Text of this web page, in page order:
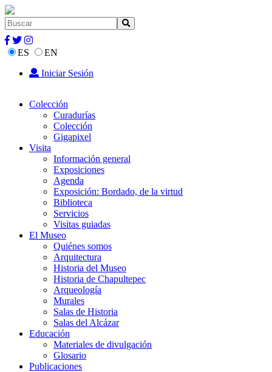
ES
EN
Iniciar Sesión
Colección
Curadurías
Colección
Gigapixel
Visita
Información general
Exposiciones
Agenda
Exposición: Bordado, de la virtud
Biblioteca
Servicios
Visitas guiadas
El Museo
Quiénes somos
Arquitectura
Historia del Museo
Historia de Chapultepec
Arqueología
Murales
Salas de Historia
Salas del Alcázar
Educación
Materiales de divulgación
Glosario
Publicaciones